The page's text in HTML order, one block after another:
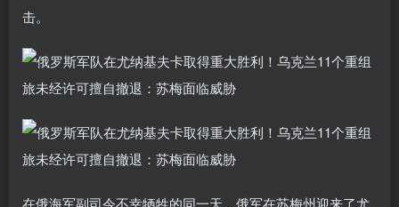
击。
在俄海军副司令不幸牺牲的同一天，俄军在苏梅州迎来了尤